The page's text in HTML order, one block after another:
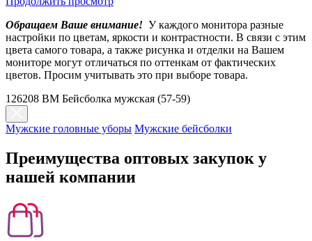
Обращаем Ваше внимание! У каждого монитора разные
настройки по цветам, яркости и контрастности. В связи с этим
цвета самого товара, а также рисунка и отделки на Вашем
мониторе могут отличаться по оттенкам от фактических
цветов. Просим учитывать это при выборе товара.
126208 BM Бейсболка мужская (57-59)
Мужские головные уборы Мужские бейсболки
Преимущества оптовых закупок у
нашей компании